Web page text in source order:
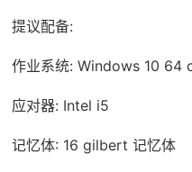
提议配备:
作业系统: Windows 10 64
应对器: Intel i5
记忆体: 16 gilbert 记忆体